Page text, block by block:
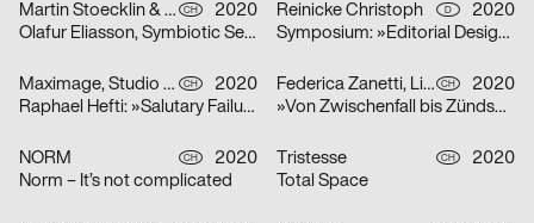
Martin Stoecklin & Melina Wilson CH
2020
Olafur Eliasson, Symbiotic Seeing, Kunsthaus Zürich
Reinicke Christoph D
2020
Symposium: »Editorial Design Now«
Maximage, Studio Raphael Hefti CH
2020
Raphael Hefti: »Salutary Failures«
Federica Zanetti, Linggi Annina CH
2020
»Von Zwischenfall bis Zündschnur« – Sammlungsausstellung der Hochschule Luzern – Design & Kunst
NORM CH
2020
Norm – It’s not complicated
Tristesse CH
2020
Total Space